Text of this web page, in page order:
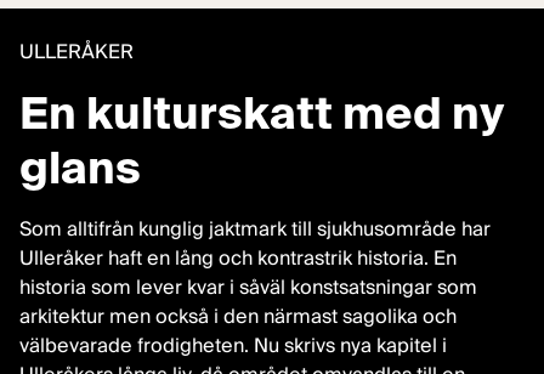
ULLERÅKER
En kulturskatt med ny
glans
Som alltifrån kunglig jaktmark till sjukhusområde har
Ulleråker haft en lång och kontrastrik historia. En
historia som lever kvar i såväl konstsatsningar som
arkitektur men också i den närmast sagolika och
välbevarade frodigheten. Nu skrivs nya kapitel i